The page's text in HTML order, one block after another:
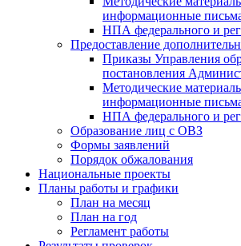
информационные
НПА федерального и
Предоставление
Приказы Управления
постановления
Методические
информационные
НПА федерального и
Образование лиц с ОВЗ
Формы заявлений
Порядок обжалования
Национальные проекты
Планы работы и графики
План на месяц
План на год
Регламент работы